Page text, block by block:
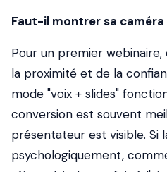
Faut-il montrer sa caméra
Pour un premier
la proximité et de la
mode "voix + slides"
conversion est souvent
présentateur est visible. Si
psychologiquement,